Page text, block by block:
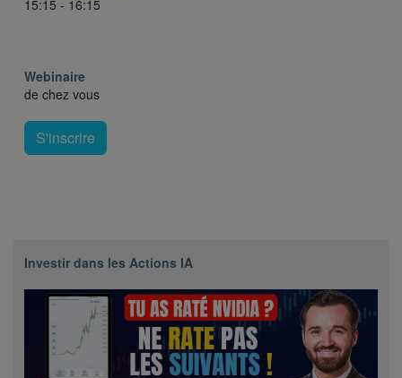
15:15 - 16:15
Webinaire
de chez vous
S'inscrire
Investir dans les Actions IA